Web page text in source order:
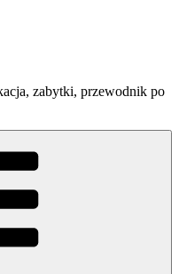
zabytki, przewodnik po